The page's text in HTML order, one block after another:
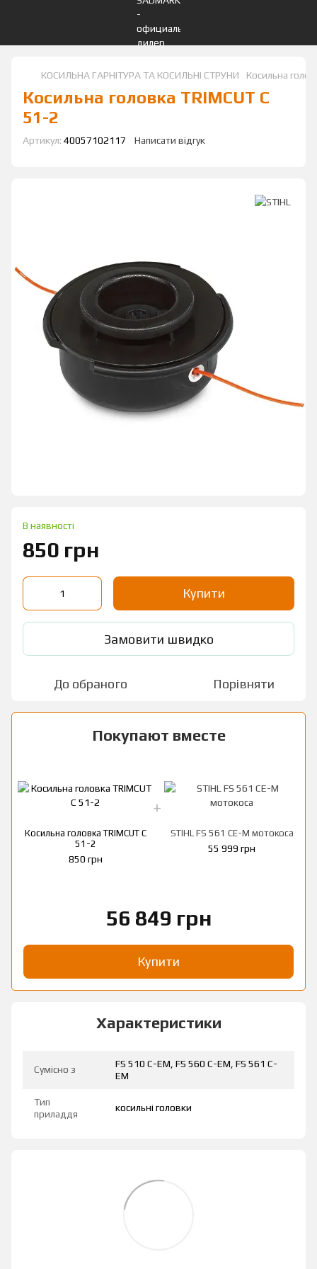
КОСИЛЬНА ГАРНІТУРА ТА КОСИЛЬНІ СТРУНИ Косильна
Косильна головка TRIMCUT C
51-2
Артикул: 40057102117 Написати відгук
В наявності
850 грн
Купити
Замовити швидко
До обраного Порівняти
Покупают вместе
Косильна головка TRIMCUT C
51-2
850 грн
STIHL FS 561 CЕ-M мотокоса
55 999 грн
56 849 грн
Купити
Характеристики
Сумісно з
FS 510 C-EM, FS 560 C-EM, FS 561 C-
EM
Тип
приладдя
косильні головки